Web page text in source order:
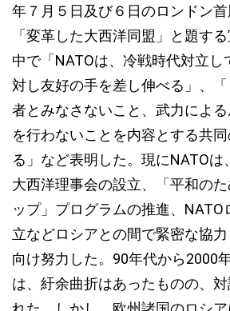
年７月５日及び６日のロンドン
「変革した大西洋同盟」と題す
中で「NATOは、冷戦時代対立し
対し友好の手を差し伸べる」、
者とみなさないこと、武力によ
を行わないことを内容とする共
る」など表明した。現にNATOは
大西洋理事会の設立、「平和の
ップ」プログラムの推進、NATO
立などロシアとの間で緊密な協
向け努力した。90年代から2000
は、紆余曲折はあったものの、